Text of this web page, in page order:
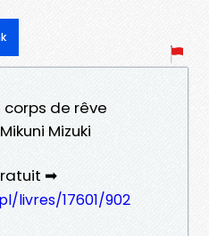
corps de rêve
Mizuki
➡
livres/17601/902